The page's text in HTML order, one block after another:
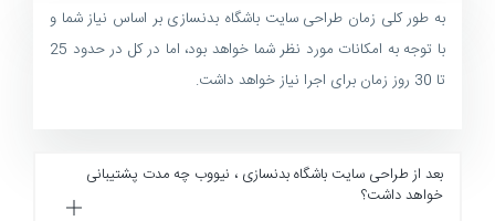
به طور کلی زمان طراحی سایت باشگاه بدنسازی بر اساس نیاز شما و
با توجه به امکانات مورد نظر شما خواهد بود، اما در کل در حدود 25
تا 30 روز زمان برای اجرا نیاز خواهد داشت.
بعد از طراحی سایت باشگاه بدنسازی ، نیووب چه مدت پشتیبانی
خواهد داشت؟